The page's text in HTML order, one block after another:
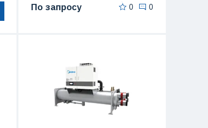
По запросу 0 0